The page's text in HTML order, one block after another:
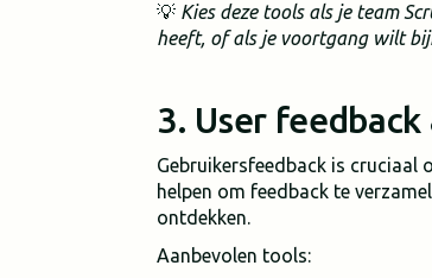
💡 Kies deze tools als je team
heeft, of als je voortgang wilt
3. User
Gebruikersfeedback is cruciaal
helpen om feedback te
ontdekken.
Aanbevolen tools: